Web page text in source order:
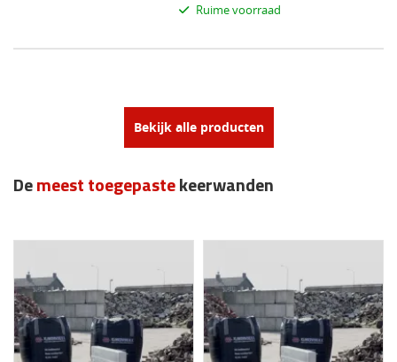
Ruime voorraad
Bekijk alle producten
Demeest toegepastekeerwanden